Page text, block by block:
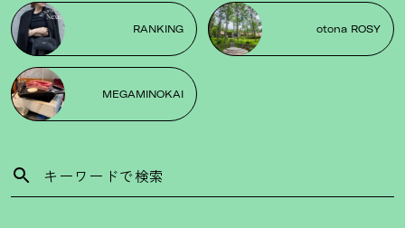
RANKING otona ROSY
MEGAMINOKAI